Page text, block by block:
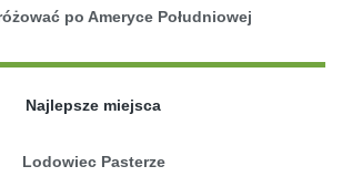
po Ameryce Południowej
Najlepsze miejsca
Lodowiec Pasterze